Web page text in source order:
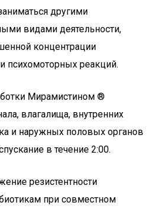
другими
видами деятельности,
концентрации
психомоторных реакций.
Мирамистином ®
влагалища, внутренних
и наружных половых органов
в течение 2:00.
резистентности
при совместном